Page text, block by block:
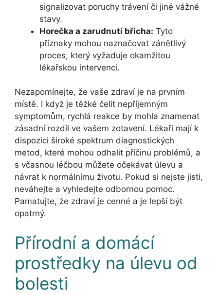
signalizovat poruchy trávení či jiné vážné
stavy.
Horečka a zarudnutí břicha: Tyto
příznaky mohou naznačovat zánětlivý
proces, který vyžaduje okamžitou
lékařskou intervenci.
Nezapomínejte, že vaše zdraví je na prvním
místě. I když je těžké čelit nepříjemným
symptomům, rychlá reakce by mohla znamenat
zásadní rozdíl ve vašem zotavení. Lékaři mají k
dispozici široké spektrum diagnostických
metod, které mohou odhalit příčinu problémů, a
s včasnou léčbou můžete očekávat úlevu a
návrat k normálnímu životu. Pokud si nejste jisti,
neváhejte a vyhledejte odbornou pomoc.
Pamatujte, že zdraví je cenné a je lepší být
opatrný.
Přírodní a domácí
prostředky na úlevu od
bolesti